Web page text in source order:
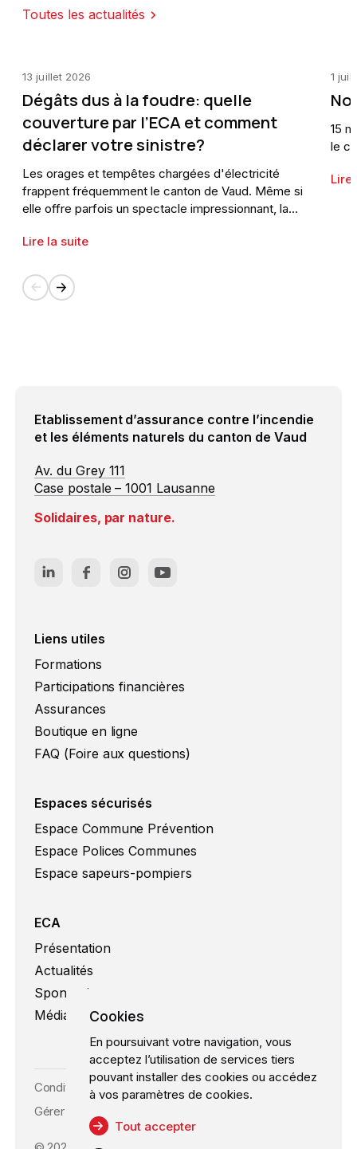
Toutes les actualités
13 juillet 2026
Dégâts dus à la foudre: quelle
couverture par l’ECA et comment
déclarer votre sinistre?
Les orages et tempêtes chargées d'électricité
frappent fréquemment le canton de Vaud. Même si
elle offre parfois un spectacle impressionnant, la
biens. C'est ici que l'ECA entre en jeu, en offrant une
sinistre.Comprendre comment votre couverture agit
en cas de besoin et comment effectuer une
Lire la suite
1
15
le
Lire
Etablissement d’assurance contre l’incendie
et les éléments naturels du canton de Vaud
Av. du Grey 111
Case postale – 1001 Lausanne
Solidaires, par nature.
Liens utiles
Formations
Participations financières
Assurances
Boutique en ligne
FAQ (Foire aux questions)
Espaces sécurisés
Espace Commune Prévention
Espace Polices Communes
Espace sapeurs-pompiers
ECA
Présentation
Actualités
Sponsoring
Médias
Conditions d’utilisation
Gérer les cookies
Cookies
En poursuivant votre navigation, vous
acceptez l’utilisation de services tiers
pouvant installer des cookies ou accédez
à vos paramètres de cookies.
Tout accepter